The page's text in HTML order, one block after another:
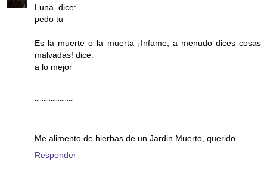
Luna. dice:
pedo tu
Es la muerte o la muerta ¡Infame, a menudo dices cosas
malvadas! dice:
a lo mejor
''''''''''''''''''''''
Me alimento de hierbas de un Jardin Muerto, querido.
Responder